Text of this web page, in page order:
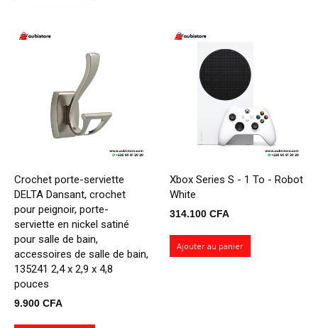
Crochet porte-serviette
DELTA Dansant, crochet
pour peignoir, porte-
serviette en nickel satiné
pour salle de bain,
accessoires de salle de bain,
135241 2,4 x 2,9 x 4,8
pouces
9.900 CFA
Xbox Series S - 1 To - Robot
White
314.100 CFA
Ajouter au panier